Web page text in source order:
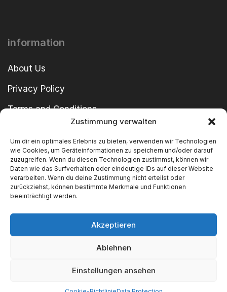
Zustimmung verwalten
Um dir ein optimales Erlebnis zu bieten, verwenden wir Technologien
wie Cookies, um Geräteinformationen zu speichern und/oder darauf
zuzugreifen. Wenn du diesen Technologien zustimmst, können wir
Daten wie das Surfverhalten oder eindeutige IDs auf dieser Website
verarbeiten. Wenn du deine Zustimmung nicht erteilst oder
zurückziehst, können bestimmte Merkmale und Funktionen
beeinträchtigt werden.
Akzeptieren
Ablehnen
Einstellungen ansehen
information
About Us
Privacy Policy
Terms and Conditions
Copyright © 2024 SWT GmbH